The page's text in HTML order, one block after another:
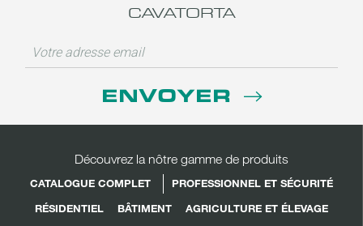
CAVATORTA
ENVOYER
Découvrez la nôtre gamme de produits
CATALOGUE COMPLET
PROFESSIONNEL ET SÉCURITÉ
RÉSIDENTIEL
BÂTIMENT AGRICULTURE ET ÉLEVAGE